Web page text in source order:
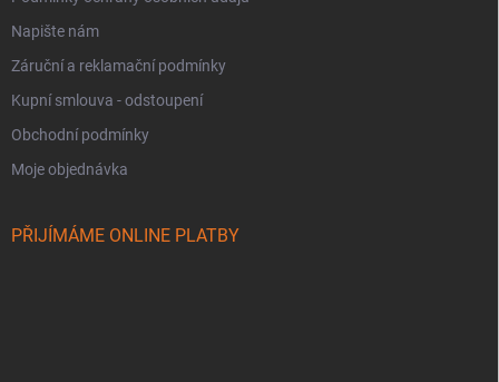
Napište nám
Záruční a reklamační podmínky
Kupní smlouva - odstoupení
Obchodní podmínky
Moje objednávka
PŘIJÍMÁME ONLINE PLATBY